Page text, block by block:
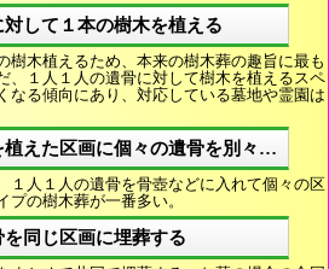
対して１本の樹木を植える
樹木植えるため、本来の樹木葬の趣旨に最も
、１人１人の遺骨に対して樹木を植えるスペ
なる傾向にあり、対応している墓地や霊園は
植えた区画に個々の遺骨を別々に埋葬
１人１人の遺骨を骨壺などに入れて個々の区
の樹木葬が一番多い。
を同じ区画に埋葬する